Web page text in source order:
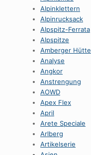
Alpinklettern
Alpinrucksack
Alpspitz-Ferrata
Alpspitze
Amberger Hütte
Analyse
Angkor
Anstrengung
AOWD
Apex Flex
April
Arete Speciale
Arlberg
Artikelserie